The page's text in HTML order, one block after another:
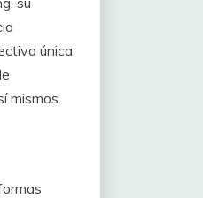
única
mismos.